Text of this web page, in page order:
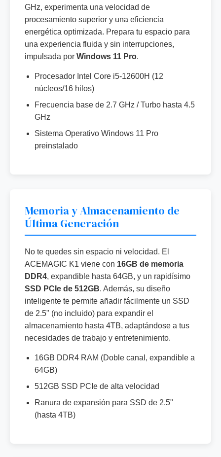
GHz, experimenta una velocidad de
procesamiento superior y una eficiencia
energética optimizada. Prepara tu espacio para
una experiencia fluida y sin interrupciones,
impulsada por Windows 11 Pro.
Procesador Intel Core i5-12600H (12
núcleos/16 hilos)
Frecuencia base de 2.7 GHz / Turbo hasta 4.5
GHz
Sistema Operativo Windows 11 Pro
preinstalado
Memoria y Almacenamiento de
Última Generación
No te quedes sin espacio ni velocidad. El
ACEMAGIC K1 viene con 16GB de memoria
DDR4, expandible hasta 64GB, y un rapidísimo
SSD PCIe de 512GB. Además, su diseño
inteligente te permite añadir fácilmente un SSD
de 2.5" (no incluido) para expandir el
almacenamiento hasta 4TB, adaptándose a tus
necesidades de trabajo y entretenimiento.
16GB DDR4 RAM (Doble canal, expandible a
64GB)
512GB SSD PCIe de alta velocidad
Ranura de expansión para SSD de 2.5"
(hasta 4TB)